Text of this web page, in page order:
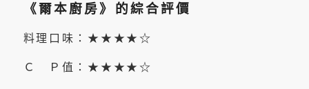
《爾本廚房》的綜合評價
料理口味：★★★★☆
Ｃ Ｐ值：★★★★☆